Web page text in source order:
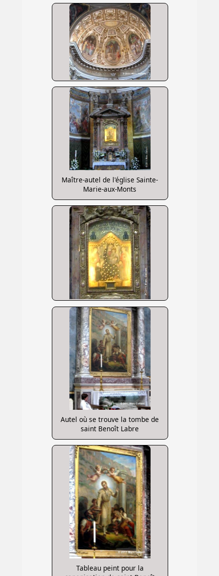
Maître-autel de l'église Sainte-
Marie-aux-Monts
Autel où se trouve la tombe de
saint Benoît Labre
Tableau peint pour la